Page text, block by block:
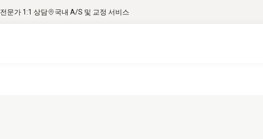
전문가 1:1 상담 국내 A/S 및 교정 서비스